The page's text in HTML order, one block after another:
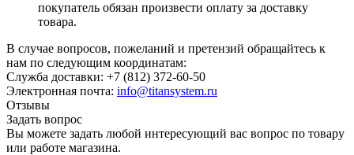
покупатель обязан произвести оплату за доставку
товара.
В случае вопросов, пожеланий и претензий обращайтесь к
нам по следующим координатам:
Служба доставки: +7 (812) 372-60-50
Электронная почта: info@titansystem.ru
Отзывы
Задать вопрос
Вы можете задать любой интересующий вас вопрос по товару
или работе магазина.